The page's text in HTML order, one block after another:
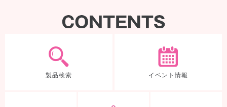
製品検索 イベント情報